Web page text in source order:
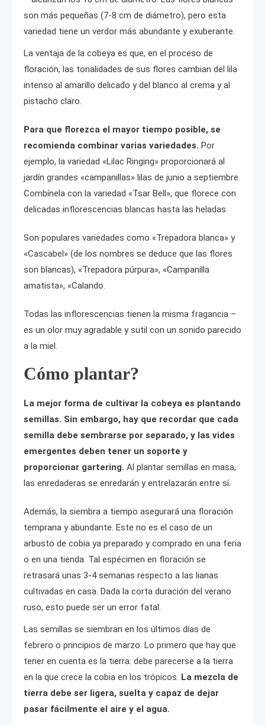
son más pequeñas (7-8 cm de diámetro), pero esta
variedad tiene un verdor más abundante y exuberante.
La ventaja de la cobeya es que, en el proceso de
floración, las tonalidades de sus flores cambian del lila
intenso al amarillo delicado y del blanco al crema y al
pistacho claro.
Para que florezca el mayor tiempo posible, se
recomienda combinar varias variedades. Por
ejemplo, la variedad «Lilac Ringing» proporcionará al
jardín grandes «campanillas» lilas de junio a septiembre.
Combínela con la variedad «Tsar Bell», que florece con
delicadas inflorescencias blancas hasta las heladas.
Son populares variedades como «Trepadora blanca» y
«Cascabel» (de los nombres se deduce que las flores
son blancas), «Trepadora púrpura», «Campanilla
amatista», «Calando.
Todas las inflorescencias tienen la misma fragancia –
es un olor muy agradable y sutil con un sonido parecido
a la miel.
Cómo plantar?
La mejor forma de cultivar la cobeya es plantando
semillas. Sin embargo, hay que recordar que cada
semilla debe sembrarse por separado, y las vides
emergentes deben tener un soporte y
proporcionar gartering. Al plantar semillas en masa,
las enredaderas se enredarán y entrelazarán entre sí.
Además, la siembra a tiempo asegurará una floración
temprana y abundante. Este no es el caso de un
arbusto de cobia ya preparado y comprado en una feria
o en una tienda. Tal espécimen en floración se
retrasará unas 3-4 semanas respecto a las lianas
cultivadas en casa. Dada la corta duración del verano
ruso, esto puede ser un error fatal.
Las semillas se siembran en los últimos días de
febrero o principios de marzo. Lo primero que hay que
tener en cuenta es la tierra: debe parecerse a la tierra
en la que crece la cobia en los trópicos. La mezcla de
tierra debe ser ligera, suelta y capaz de dejar
pasar fácilmente el aire y el agua.